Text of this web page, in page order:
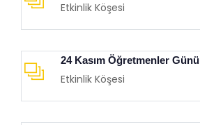
Etkinlik Köşesi
24 Kasım Öğretmenler Günü
Etkinlik Köşesi